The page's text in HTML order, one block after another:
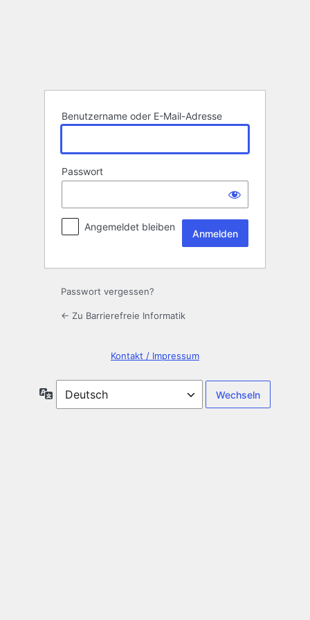
Benutzername oder E-Mail-Adresse
Passwort
Angemeldet bleiben
Passwort vergessen?
← Zu Barrierefreie Informatik
Kontakt / Impressum
Sprache